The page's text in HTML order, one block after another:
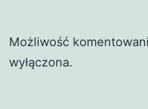
Możliwość
wyłączona.